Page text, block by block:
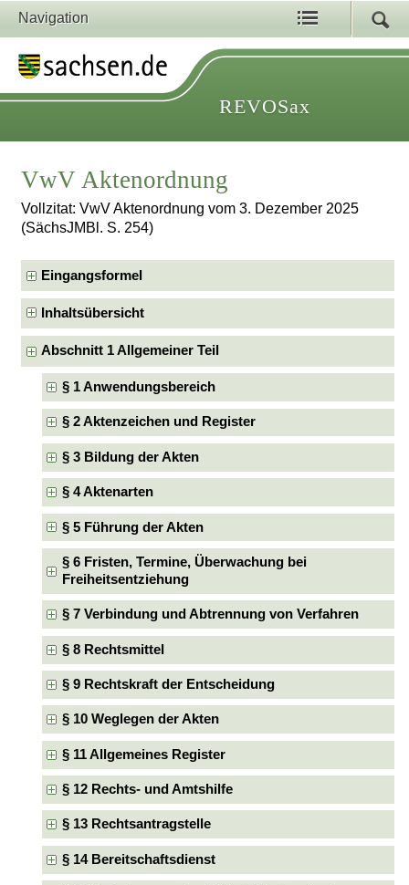
Navigation
REVOSax
VwV Aktenordnung
Vollzitat: VwV Aktenordnung vom 3. Dezember 2025
(SächsJMBl. S. 254)
Eingangsformel
Inhaltsübersicht
Abschnitt 1 Allgemeiner Teil
§ 1 Anwendungsbereich
§ 2 Aktenzeichen und Register
§ 3 Bildung der Akten
§ 4 Aktenarten
§ 5 Führung der Akten
§ 6 Fristen, Termine, Überwachung bei
Freiheitsentziehung
§ 7 Verbindung und Abtrennung von Verfahren
§ 8 Rechtsmittel
§ 9 Rechtskraft der Entscheidung
§ 10 Weglegen der Akten
§ 11 Allgemeines Register
§ 12 Rechts- und Amtshilfe
§ 13 Rechtsantragstelle
§ 14 Bereitschaftsdienst